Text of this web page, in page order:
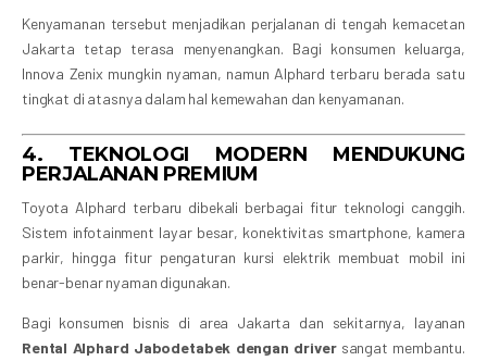
Kenyamanan tersebut menjadikan perjalanan di tengah kemacetan
Jakarta tetap terasa menyenangkan. Bagi konsumen keluarga,
Innova Zenix mungkin nyaman, namun Alphard terbaru berada satu
tingkat di atasnya dalam hal kemewahan dan kenyamanan.
4. TEKNOLOGI MODERN MENDUKUNG
PERJALANAN PREMIUM
Toyota Alphard terbaru dibekali berbagai fitur teknologi canggih.
Sistem infotainment layar besar, konektivitas smartphone, kamera
parkir, hingga fitur pengaturan kursi elektrik membuat mobil ini
benar-benar nyaman digunakan.
Bagi konsumen bisnis di area Jakarta dan sekitarnya, layanan
Rental Alphard Jabodetabek dengan driversangat membantu.